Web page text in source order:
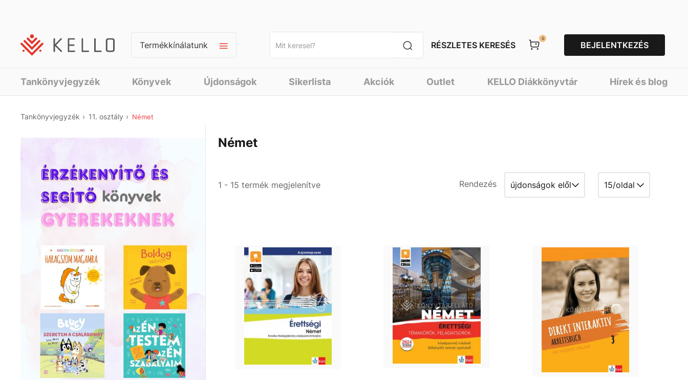
Termékkínálatunk RÉSZLETES KERESÉS
0
BEJELENTKEZÉS
Tankönyvjegyzék Könyvek Újdonságok Sikerlista Akciók Outlet KELLO Diákkönyvtár Hírek és blog
Tankönyvjegyzék 11. osztály Német
Német
1 - 15 termék megjelenítve Rendezés